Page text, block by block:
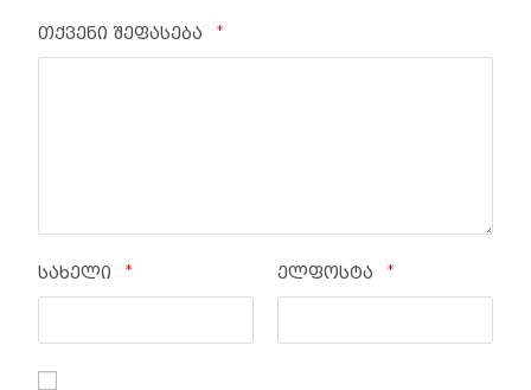
თქვენი შეფასება *
სახელი * ელფოსტა *